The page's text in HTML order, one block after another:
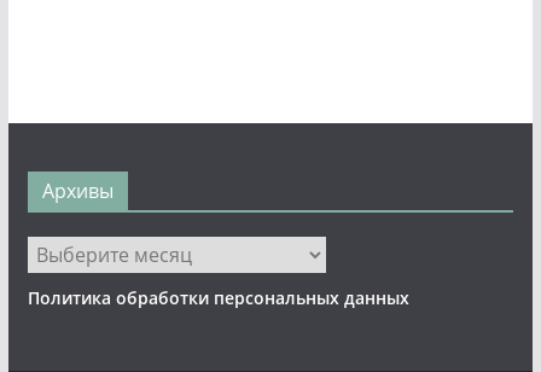
Архивы
Архивы
Политика обработки персональных данных